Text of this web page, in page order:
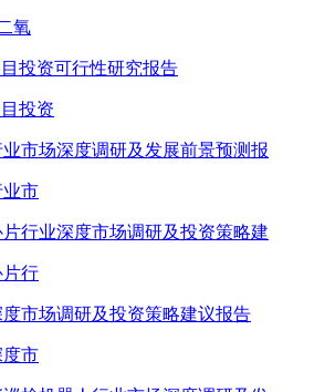
氧
投资可行性研究报告
投资
市场深度调研及发展前景预测报
业市
行业深度市场调研及投资策略建
片行
度市场调研及投资策略建议报告
度市